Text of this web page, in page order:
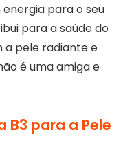
para o seu
para a saúde do
a pele radiante e
é uma amiga e
B3 para a Pele